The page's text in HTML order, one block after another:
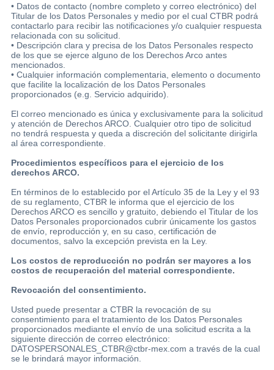
• Datos de contacto (nombre completo y correo electrónico) del
Titular de los Datos Personales y medio por el cual CTBR podrá
contactarlo para recibir las notificaciones y/o cualquier respuesta
relacionada con su solicitud.
• Descripción clara y precisa de los Datos Personales respecto
de los que se ejerce alguno de los Derechos Arco antes
mencionados.
• Cualquier información complementaria, elemento o documento
que facilite la localización de los Datos Personales
proporcionados (e.g. Servicio adquirido).
El correo mencionado es única y exclusivamente para la solicitud
y atención de Derechos ARCO. Cualquier otro tipo de solicitud
no tendrá respuesta y queda a discreción del solicitante dirigirla
al área correspondiente.
Procedimientos específicos para el ejercicio de los
derechos ARCO.
En términos de lo establecido por el Artículo 35 de la Ley y el 93
de su reglamento, CTBR le informa que el ejercicio de los
Derechos ARCO es sencillo y gratuito, debiendo el Titular de los
Datos Personales proporcionados cubrir únicamente los gastos
de envío, reproducción y, en su caso, certificación de
documentos, salvo la excepción prevista en la Ley.
Los costos de reproducción no podrán ser mayores a los
costos de recuperación del material correspondiente.
Revocación del consentimiento.
Usted puede presentar a CTBR la revocación de su
consentimiento para el tratamiento de los Datos Personales
proporcionados mediante el envío de una solicitud escrita a la
siguiente dirección de correo electrónico:
DATOSPERSONALES_CTBR@ctbr-mex.com a través de la cual
se le brindará mayor información.